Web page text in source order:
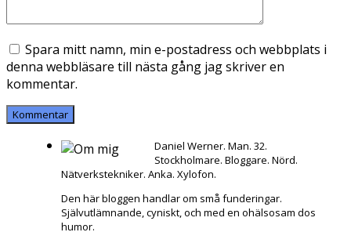
Spara mitt namn, min e-postadress och webbplats i
denna webbläsare till nästa gång jag skriver en
kommentar.
Daniel Werner. Man. 32.
Stockholmare. Bloggare. Nörd.
Nätverkstekniker. Anka. Xylofon.
Den här bloggen handlar om små funderingar.
Självutlämnande, cyniskt, och med en ohälsosam dos
humor.